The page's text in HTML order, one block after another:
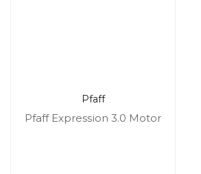
Pfaff
Pfaff Expression 3.0 Motor